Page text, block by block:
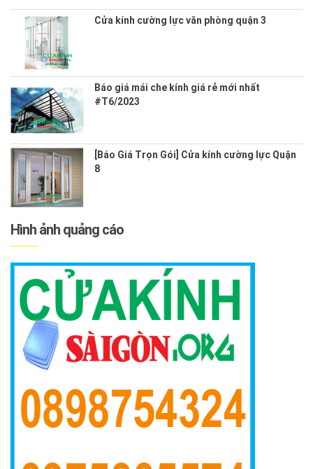
Cửa kính cường lực văn phòng quận 3
Báo giá mái che kính giá rẻ mới nhất
#T6/2023
[Báo Giá Trọn Gói] Cửa kính cường lực Quận
8
Hình ảnh quảng cáo